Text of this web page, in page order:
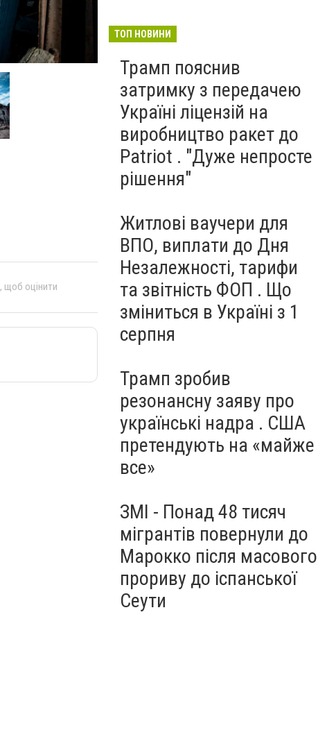
, щоб оцінити
ТОП НОВИНИ
Трамп пояснив
затримку з передачею
Україні ліцензій на
виробництво ракет до
Patriot . "Дуже непросте
рішення"
Житлові ваучери для
ВПО, виплати до Дня
Незалежності, тарифи
та звітність ФОП . Що
зміниться в Україні з 1
серпня
Трамп зробив
резонансну заяву про
українські надра . США
претендують на «майже
все»
ЗМІ - Понад 48 тисяч
мігрантів повернули до
Марокко після масового
прориву до іспанської
Сеути